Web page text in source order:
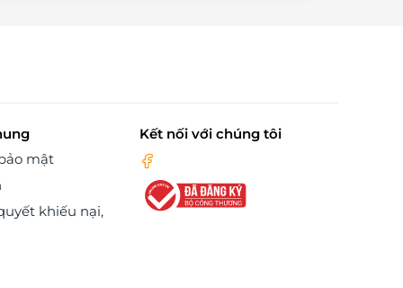
mật
khiếu nại,
Kết nối với chúng tôi